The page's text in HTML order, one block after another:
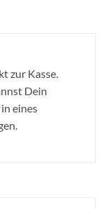
zur Kasse.
Dein
eines